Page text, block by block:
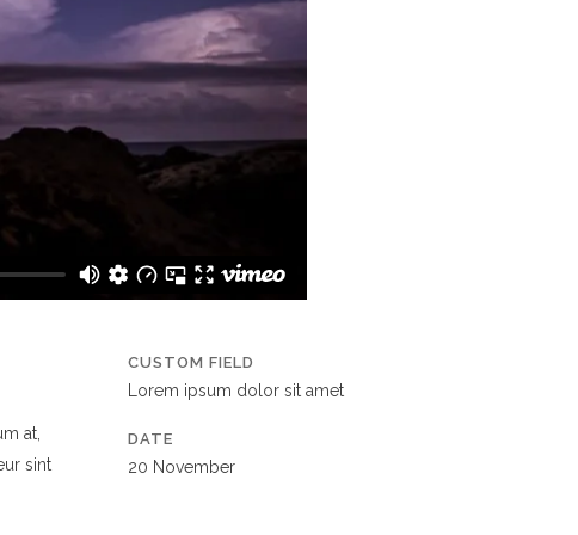
at,
sint
CUSTOM FIELD
Lorem ipsum dolor sit amet
DATE
20 November